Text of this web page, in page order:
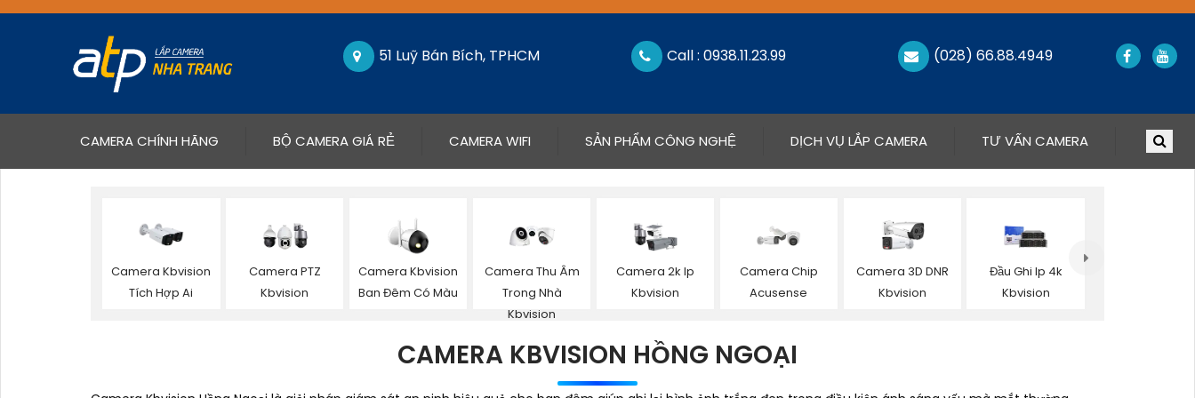
51 Luỹ Bán Bích, TPHCM Call : 0938.11.23.99 (028) 66.88.4949
CAMERA CHÍNH HÃNG(CURRENT)BỘ CAMERA GIÁ RẺ CAMERA WIFI SẢN PHẨM CÔNG NGHỆ DỊCH VỤ LẮP CAMERA TƯ VẤN CAMERA
Camera Kbvision
Tích Hợp Ai
Camera PTZ
Kbvision
Camera Kbvision
Ban Đêm Có Màu
Camera Thu Âm
Trong Nhà
Kbvision
Camera 2k Ip
Kbvision
Camera Chip
Acusense
Camera 3D DNR
Kbvision
Đầu Ghi Ip 4k
Kbvision
CAMERA KBVISION HỒNG NGOẠI